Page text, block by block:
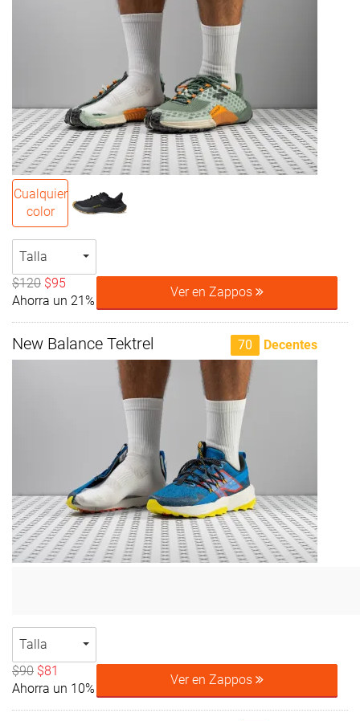
Cualquier
color
Talla
$120 $95
Ahorra un 21%
Ver en Zappos
New Balance Tektrel 70 Decentes
Talla
$90 $81
Ahorra un 10%
Ver en Zappos